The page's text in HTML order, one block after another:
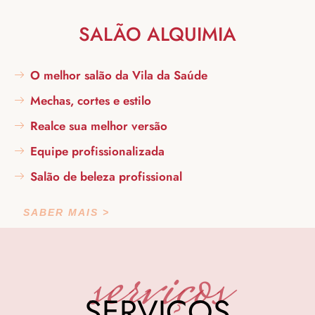
SALÃO ALQUIMIA
O melhor salão da Vila da Saúde
Mechas, cortes e estilo
Realce sua melhor versão
Equipe profissionalizada
Salão de beleza profissional
SABER MAIS >